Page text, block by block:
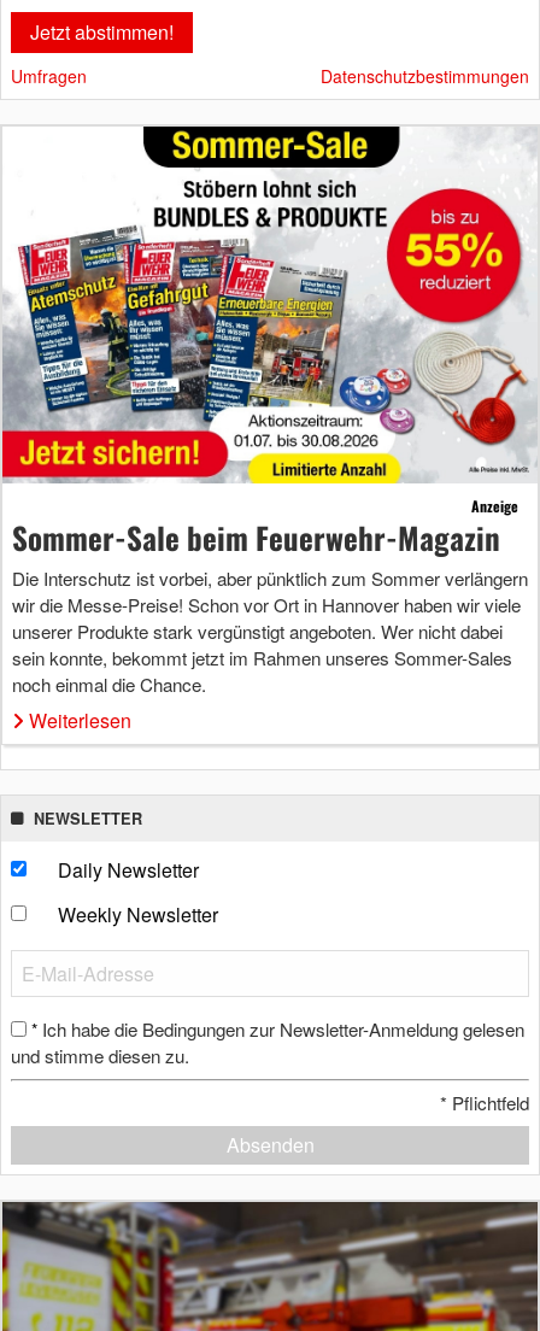
Umfragen Datenschutzbestimmungen
Anzeige
Sommer-Sale beim Feuerwehr-Magazin
Die Interschutz ist vorbei, aber pünktlich zum Sommer verlängern
wir die Messe-Preise! Schon vor Ort in Hannover haben wir viele
unserer Produkte stark vergünstigt angeboten. Wer nicht dabei
sein konnte, bekommt jetzt im Rahmen unseres Sommer-Sales
noch einmal die Chance.
Weiterlesen
NEWSLETTER
Daily Newsletter
Weekly Newsletter
* Ich habe die Bedingungen zur Newsletter-Anmeldung gelesen
und stimme diesen zu.
* Pflichtfeld
Absenden